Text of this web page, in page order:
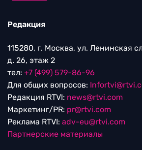
Редакция
115280, г. Москва, ул. Ленинская
д. 26, этаж 2
тел: +7 (499) 579-86-96
Для общих вопросов:
Редакция RTVI: news@rtvi.com
Маркетинг/PR: pr@rtvi.com
Реклама RTVI: adv-eu@rtvi.com
Партнерские материалы